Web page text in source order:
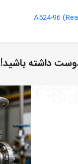
A524-96
داشته باشید!